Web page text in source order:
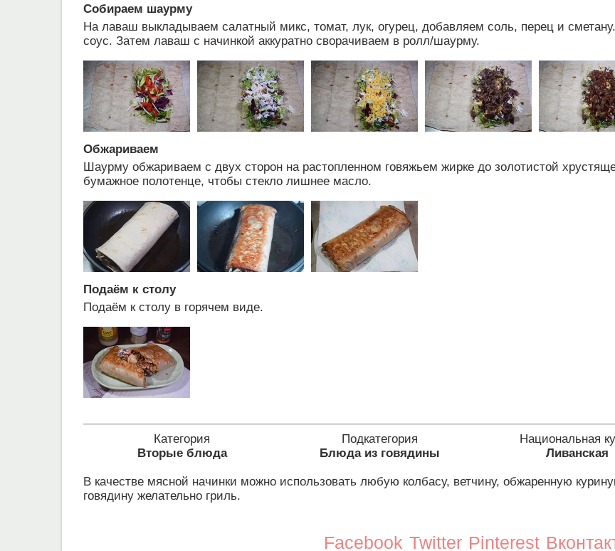
Собираем шаурму
На лаваш выкладываем салатный микс, томат, лук, огурец, добавляем соль, перец и
соус. Затем лаваш с начинкой аккуратно сворачиваем в ролл/шаурму.
Обжариваем
Шаурму обжариваем с двух сторон на растопленном говяжьем жирке до золотистой
бумажное полотенце, чтобы стекло лишнее масло.
Подаём к столу
Подаём к столу в горячем виде.
Категория
Вторые блюда
Подкатегория
Блюда из говядины
Национальная
Ливанская
В качестве мясной начинки можно использовать любую колбасу, ветчину, обжаренную
говядину желательно гриль.
Facebook Twitter Pinterest